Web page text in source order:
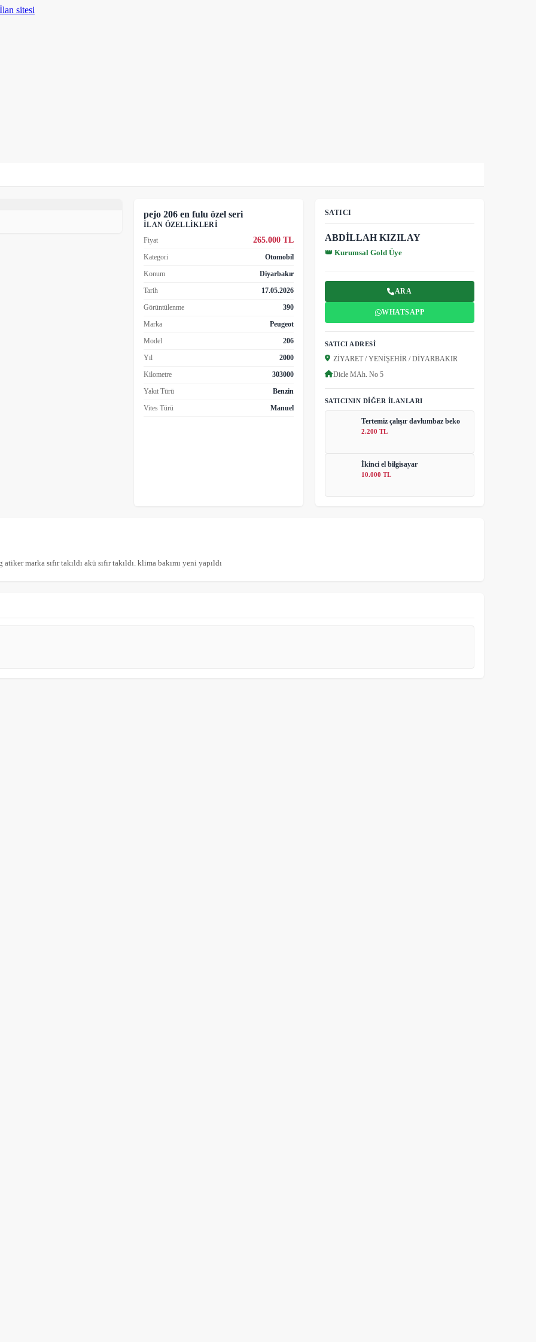
pejo 206 en fulu özel seri
İLAN ÖZELLIKLERI
Fiyat
265.000 TL
Kategori
Otomobil
Konum
Diyarbakır
Tarih
17.05.2026
Görüntülenme
390
Marka
Peugeot
Model
206
Yıl
2000
Kilometre
303000
Yakıt Türü
Benzin
Vites Türü
Manuel
SATICI
ABDİLLAH KIZILAY
👑 Kurumsal Gold Üye
ARA
WHATSAPP
SATICI ADRESI
ZİYARET / YENİŞEHİR / DİYARBAKIR
Dicle MAh. No 5
SATICININ DIĞER İLANLARI
Tertemiz çalışır davlumbaz beko
2.200 TL
İkinci el bilgisayar
10.000 TL
masrafsızdır lpg atiker marka sıfır takıldı akü sıfır takıldı. klima bakımı yeni yapıldı